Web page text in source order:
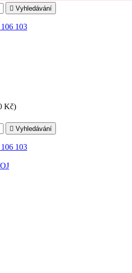
 Vyhledávání
103
Kč)
 Vyhledávání
103